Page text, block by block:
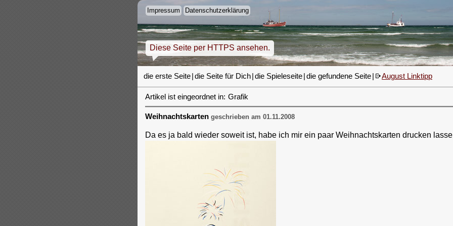
Impressum Datenschutzerklärung
Diese Seite per HTTPS ansehen.
die erste Seite die Seite für Dich die Spieleseite die gefundene Seite August Linktipp
Artikel ist eingeordnet in: Grafik
Weihnachtskarten geschrieben am 01.11.2008
Da es ja bald wieder soweit ist, habe ich mir ein paar Weihnachtskarten drucken